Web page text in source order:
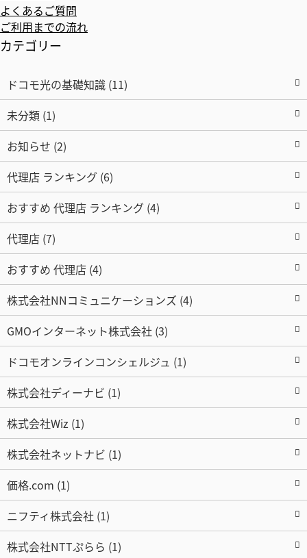
よくあるご質問
ご利用までの流れ
カテゴリー
ドコモ光の基礎知識 (11)
未分類 (1)
お知らせ (2)
代理店 ランキング (6)
おすすめ 代理店 ランキング (4)
代理店 (7)
おすすめ 代理店 (4)
株式会社NNコミュニケーションズ (4)
GMOインターネット株式会社 (3)
ドコモオンラインコンシェルジュ (1)
株式会社ディーナビ (1)
株式会社Wiz (1)
株式会社ネットナビ (1)
価格.com (1)
ニフティ株式会社 (1)
株式会社NTTぷらら (1)